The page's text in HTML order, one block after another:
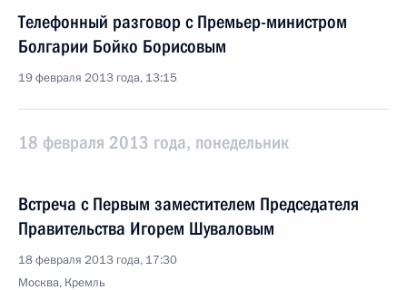
Телефонный разговор с Премьер-министром
Болгарии Бойко Борисовым
19 февраля 2013 года, 13:15
18 февраля 2013 года, понедельник
Встреча с Первым заместителем Председателя
Правительства Игорем Шуваловым
18 февраля 2013 года, 17:30
Москва, Кремль